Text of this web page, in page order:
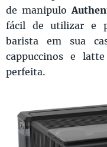
de manipulo
fácil de utilizar e
barista em sua
cappuccinos e
perfeita.